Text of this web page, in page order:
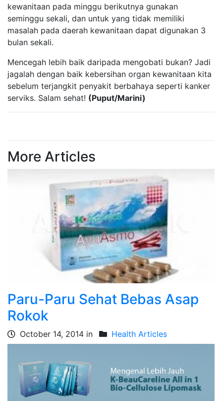
kewanitaan pada minggu berikutnya gunakan
seminggu sekali, dan untuk yang tidak memiliki
masalah pada daerah kewanitaan dapat digunakan 3
bulan sekali.
Mencegah lebih baik daripada mengobati bukan? Jadi
jagalah dengan baik kebersihan organ kewanitaan kita
sebelum terjangkit penyakit berbahaya seperti kanker
serviks. Salam sehat! (Puput/Marini)
More Articles
Paru-Paru Sehat Bebas Asap
Rokok
October 14, 2014 in Health Articles